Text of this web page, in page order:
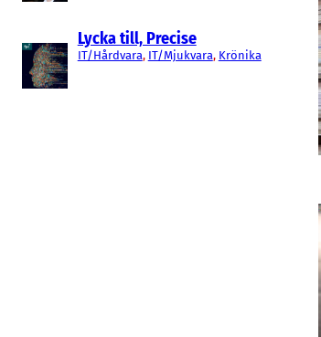
Lycka till, Precise
IT/Hårdvara, IT/Mjukvara, Krönika